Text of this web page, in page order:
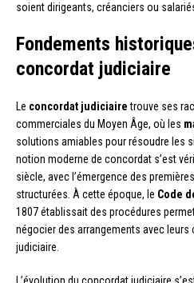
soient dirigeants, créanciers ou
Fondements
concordat judiciaire
Le concordat judiciairetrouve ses
commerciales du Moyen Âge, où les
solutions amiables pour résoudre les
notion moderne de concordat s’est
siècle, avec l’émergence des
structurées. À cette époque, le Code
1807 établissait des procédures
négocier des arrangements avec
judiciaire.